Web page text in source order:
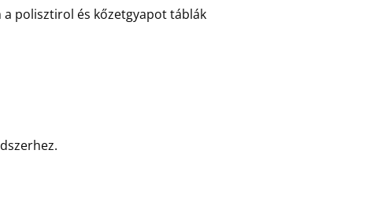
a polisztirol és kőzetgyapot táblák